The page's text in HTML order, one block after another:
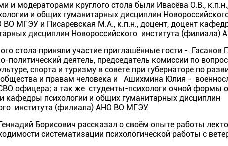
и модераторами круглого стола были Ивасёва О.В.,
и общих гуманитарных дисциплин
МГЭУ и Писаревская М.А., к.п.н., доцент, доцент
дисциплин Новороссийского института (филиала)
стола приняли участие приглашённые гости - Гасанов
политический деятель, председатель комиссии по
спорта и туризму в совете при губернаторе по
общества и правам человека и Ашихмина Юлия -
офицера; а так же студенты-психологи очной формы
кафедры психологии и общих гуманитарных дисциплин
института (филиала) АНО ВО МГЭУ.
Борисович рассказал о своём опыте работы
систематизации психологической работы с